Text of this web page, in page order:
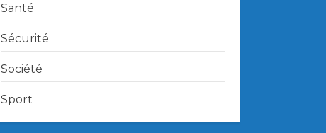
Santé
Sécurité
Société
Sport